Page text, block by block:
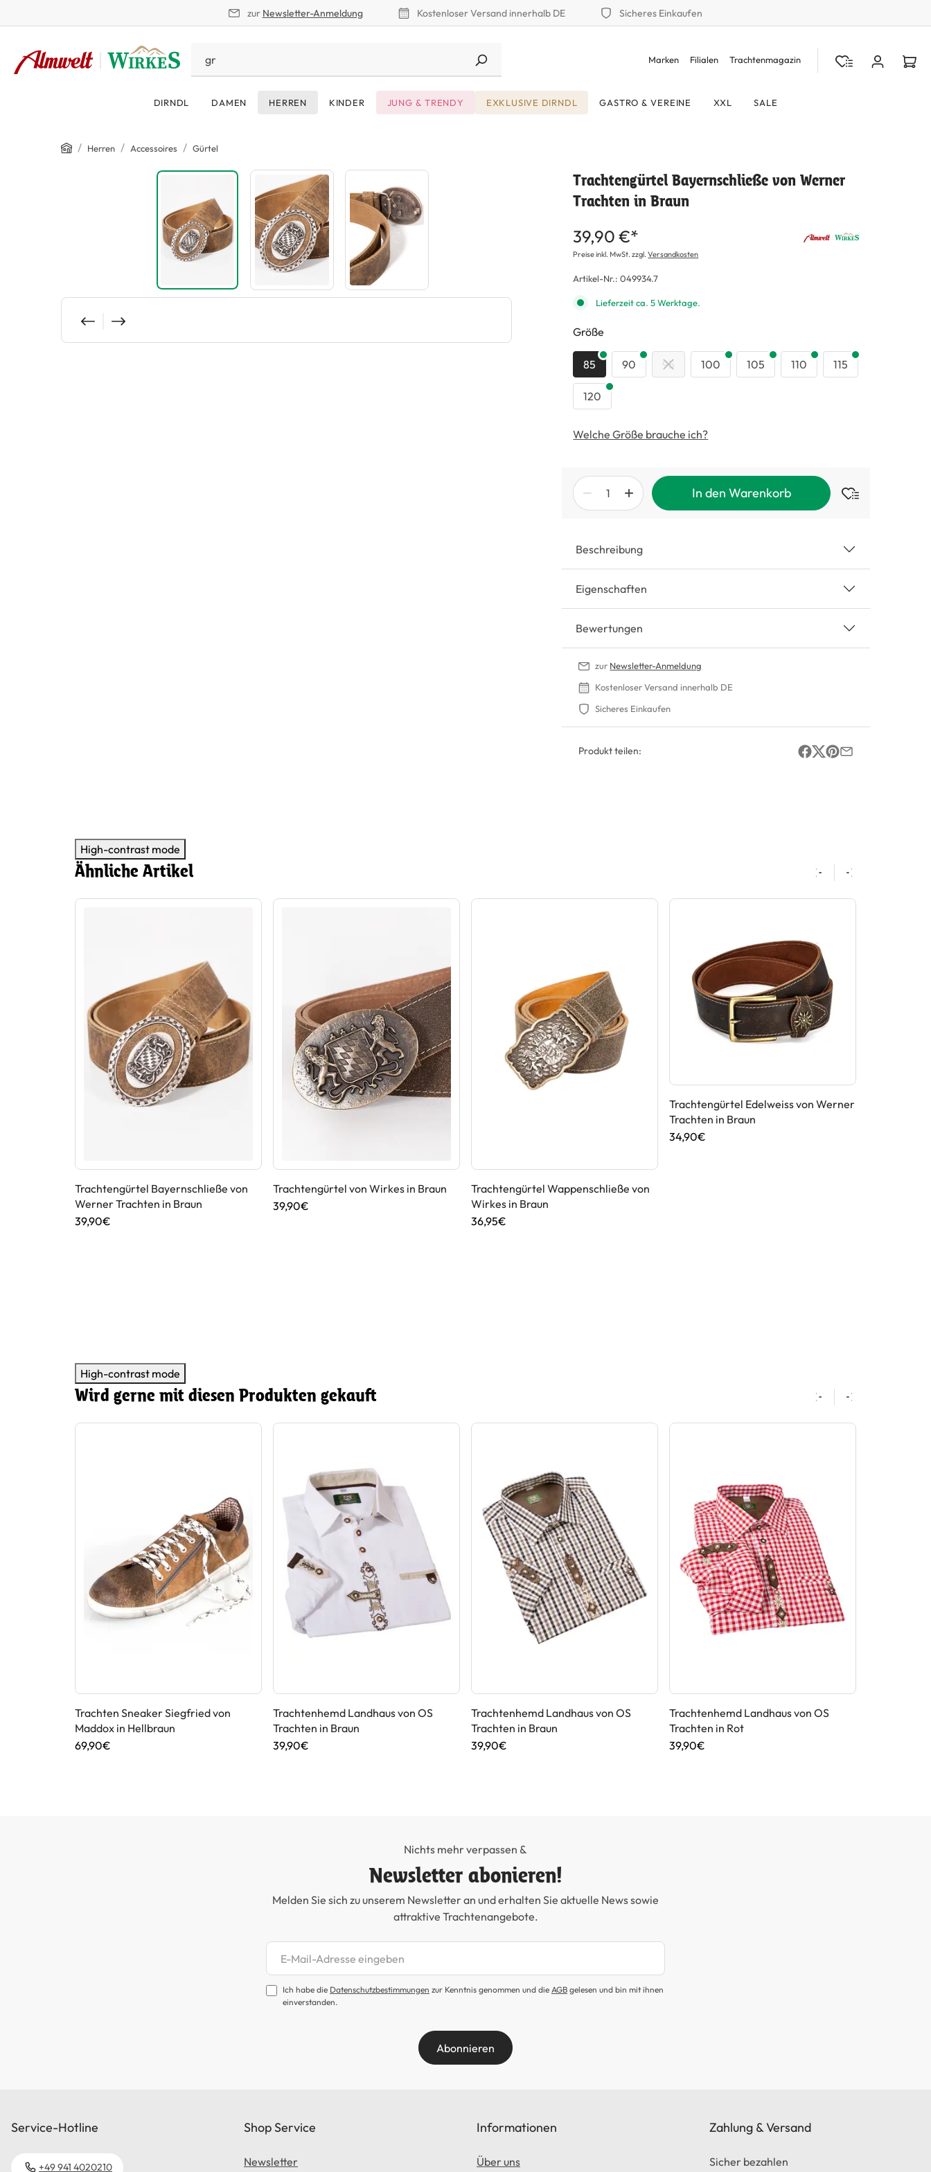
zur Newsletter-Anmeldung Kostenloser Versand innerhalb DE Sicheres Einkaufen
Marken Filialen Trachtenmagazin
DIRNDL DAMEN HERREN KINDER JUNG & TRENDY EXKLUSIVE DIRNDL GASTRO & VEREINE XXL SALE
Home
/ Herren / Accessoires / Gürtel
Bildergalerie überspringen
Trachtengürtel Bayernschließe von Werner
Trachten in Braun
39,90 €*
Preise inkl. MwSt. zzgl.Versandkosten
Artikel-Nr.:049934.7
Lieferzeit ca. 5 Werktage.
Größe
85 90 95 100 105 110 115
120
Welche Größe brauche ich?
In den Warenkorb
Beschreibung
Eigenschaften
Bewertungen
zur Newsletter-Anmeldung
Kostenloser Versand innerhalb DE
Sicheres Einkaufen
Produkt teilen:
High-contrast mode
Ähnliche Artikel
Trachtengürtel Bayernschließe von
Werner Trachten in Braun
39,90€
Trachtengürtel von Wirkes in Braun
39,90€
Trachtengürtel Wappenschließe von
Wirkes in Braun
36,95€
Trachtengürtel Edelweiss von Werner
Trachten in Braun
34,90€
High-contrast mode
Wird gerne mit diesen Produkten gekauft
Trachten Sneaker Siegfried von
Maddox in Hellbraun
69,90€
Trachtenhemd Landhaus von OS
Trachten in Braun
39,90€
Trachtenhemd Landhaus von OS
Trachten in Braun
39,90€
Trachtenhemd Landhaus von OS
Trachten in Rot
39,90€
Nichts mehr verpassen &
Newsletter abonieren!
Melden Sie sich zu unserem Newsletter an und erhalten Sie aktuelle News sowie
attraktive Trachtenangebote.
Newsletter abonnieren
Ich habe die Datenschutzbestimmungen zur Kenntnis genommen und die AGB gelesen und bin mit ihnen
einverstanden.
Abonnieren
Service-Hotline
+49 941 4020210
Shop Service
Newsletter
Informationen
Über uns
Zahlung & Versand
Sicher bezahlen